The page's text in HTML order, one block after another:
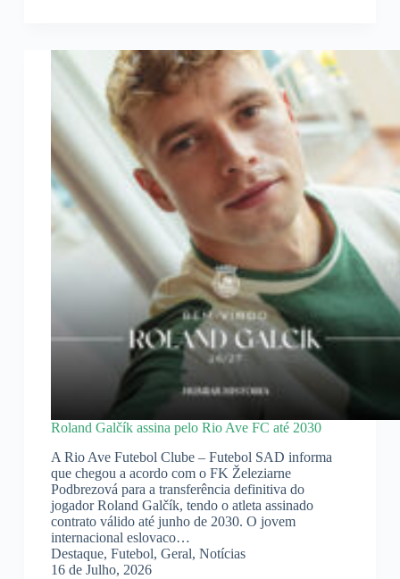
Roland Galčík assina pelo Rio Ave FC até 2030
A Rio Ave Futebol Clube – Futebol SAD informa
que chegou a acordo com o FK Železiarne
Podbrezová para a transferência definitiva do
jogador Roland Galčík, tendo o atleta assinado
contrato válido até junho de 2030. O jovem
internacional eslovaco…
Destaque, Futebol, Geral, Notícias
16 de Julho, 2026